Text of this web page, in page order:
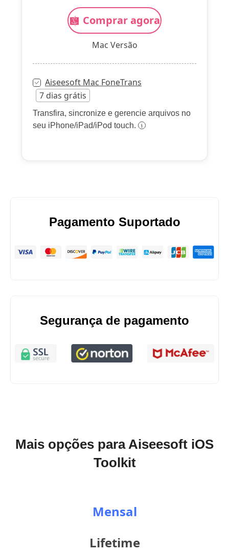
Comprar agora
Mac Versão
Aiseesoft Mac FoneTrans
7 dias grátis
Transfira, sincronize e gerencie arquivos no
seu iPhone/iPad/iPod touch.
Pagamento Suportado
Segurança de pagamento
Mais opções para Aiseesoft iOS
Toolkit
Mensal
Lifetime